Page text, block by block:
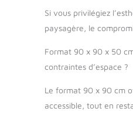
Si vous privilégiez
paysagère, le
Format 90 x 90 x 50
contraintes d’espace ?
Le format 90 x 90 cm
accessible, tout en